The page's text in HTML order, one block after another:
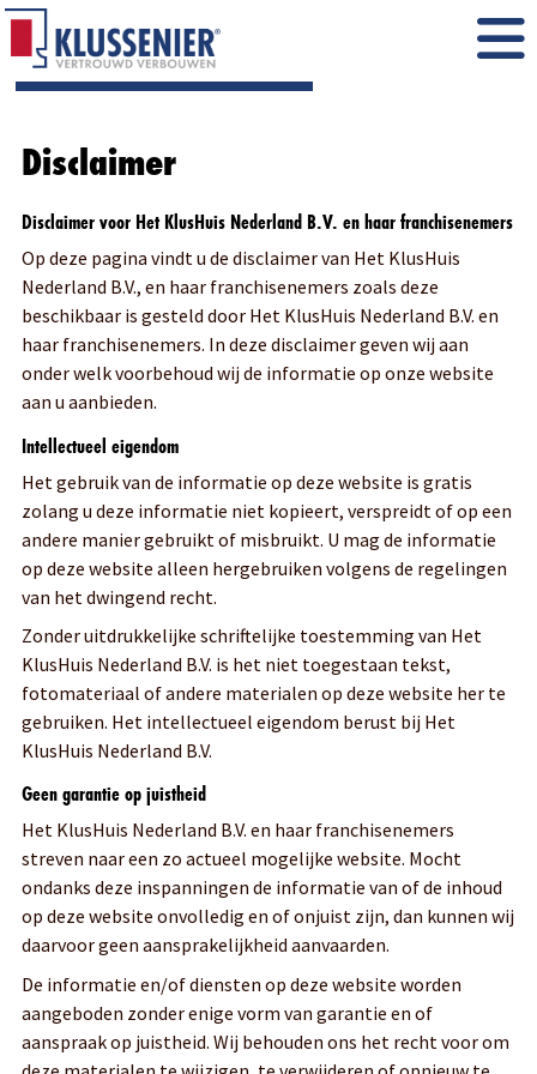
Disclaimer
Disclaimer voor Het KlusHuis Nederland B.V. en haar franchisenemers
Op deze pagina vindt u de disclaimer van Het KlusHuis
Nederland B.V., en haar franchisenemers zoals deze
beschikbaar is gesteld door Het KlusHuis Nederland B.V. en
haar franchisenemers. In deze disclaimer geven wij aan
onder welk voorbehoud wij de informatie op onze website
aan u aanbieden.
Intellectueel eigendom
Het gebruik van de informatie op deze website is gratis
zolang u deze informatie niet kopieert, verspreidt of op een
andere manier gebruikt of misbruikt. U mag de informatie
op deze website alleen hergebruiken volgens de regelingen
van het dwingend recht.
Zonder uitdrukkelijke schriftelijke toestemming van Het
KlusHuis Nederland B.V. is het niet toegestaan tekst,
fotomateriaal of andere materialen op deze website her te
gebruiken. Het intellectueel eigendom berust bij Het
KlusHuis Nederland B.V.
Geen garantie op juistheid
Het KlusHuis Nederland B.V. en haar franchisenemers
streven naar een zo actueel mogelijke website. Mocht
ondanks deze inspanningen de informatie van of de inhoud
op deze website onvolledig en of onjuist zijn, dan kunnen wij
daarvoor geen aansprakelijkheid aanvaarden.
De informatie en/of diensten op deze website worden
aangeboden zonder enige vorm van garantie en of
aanspraak op juistheid. Wij behouden ons het recht voor om